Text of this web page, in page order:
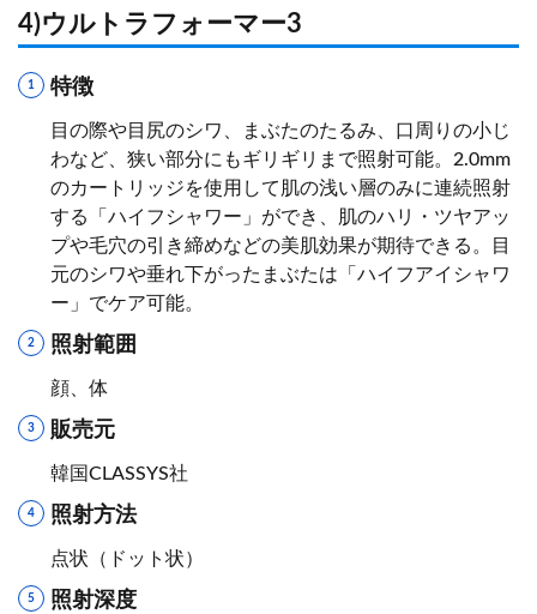
4)ウルトラフォーマー3
特徴
目の際や目尻のシワ、まぶたのたるみ、口周りの小じ
わなど、狭い部分にもギリギリまで照射可能。2.0mm
のカートリッジを使用して肌の浅い層のみに連続照射
する「ハイフシャワー」ができ、肌のハリ・ツヤアッ
プや毛穴の引き締めなどの美肌効果が期待できる。目
元のシワや垂れ下がったまぶたは「ハイフアイシャワ
ー」でケア可能。
照射範囲
顔、体
販売元
韓国CLASSYS社
照射方法
点状（ドット状）
照射深度